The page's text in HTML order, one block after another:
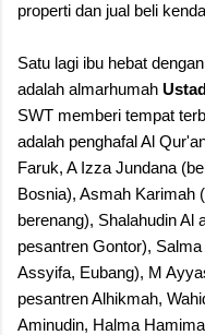
properti dan jual beli
Satu lagi ibu hebat
adalah almarhumah
SWT memberi tempat
adalah penghafal Al
Faruk, A Izza Jundana
Bosnia), Asmah Karimah
berenang), Shalahudin Al
pesantren Gontor),
Assyifa, Eubang), M
pesantren Alhikmah,
Aminudin, Halma